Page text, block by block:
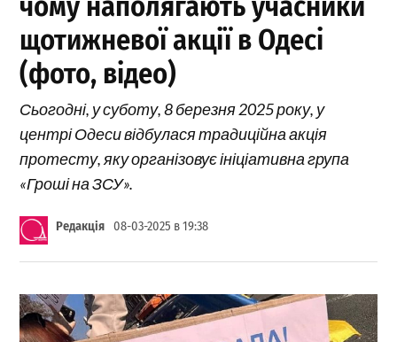
щотижневої акції в Одесі
(фото, відео)
Сьогодні, у суботу, 8 березня 2025 року, у
центрі Одеси відбулася традиційна акція
протесту, яку організовує ініціативна група
«Гроші на ЗСУ».
Редакція 08-03-2025 в 19:38